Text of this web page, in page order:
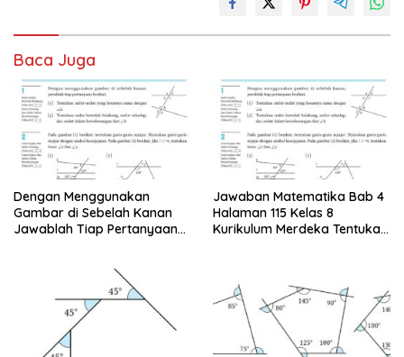
Baca Juga
Dengan Menggunakan
Gambar di Sebelah Kanan
Jawablah Tiap Pertanyaan
Jawaban Matematika Bab 4
Halaman 115 Kelas 8
Kurikulum Merdeka Tentukan